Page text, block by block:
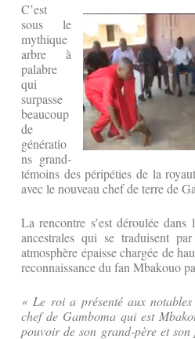
C’est
sous le
mythique
arbre à
palabre
qui
surpasse
beaucoup
de
génératio
ns grand-
témoins des péripéties de la
avec le nouveau chef de terre de
La rencontre s’est déroulée
ancestrales qui se traduisent
atmosphère épaisse chargée de
reconnaissance du fan Mbakouo
« Le roi a présenté aux
chef de Gamboma qui est
pouvoir de son grand-père et son